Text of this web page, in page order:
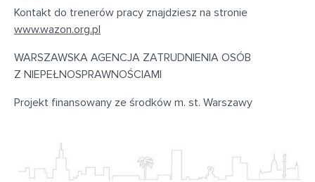
Kontakt do trenerów pracy znajdziesz na stronie
www.wazon.org.pl
WARSZAWSKA AGENCJA ZATRUDNIENIA OSÓB
Z NIEPEŁNOSPRAWNOŚCIAMI
Projekt finansowany ze środków m. st. Warszawy